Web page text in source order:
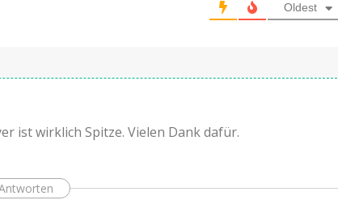
Oldest
ist wirklich Spitze. Vielen Dank dafür.